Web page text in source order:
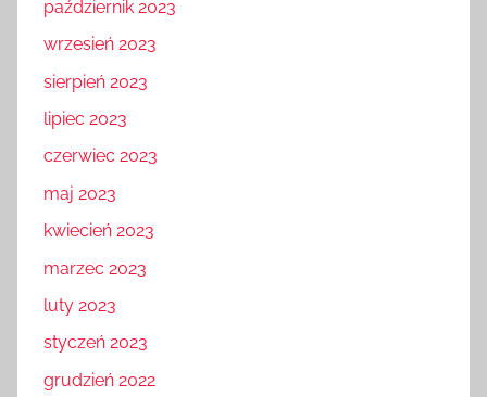
październik 2023
wrzesień 2023
sierpień 2023
lipiec 2023
czerwiec 2023
maj 2023
kwiecień 2023
marzec 2023
luty 2023
styczeń 2023
grudzień 2022